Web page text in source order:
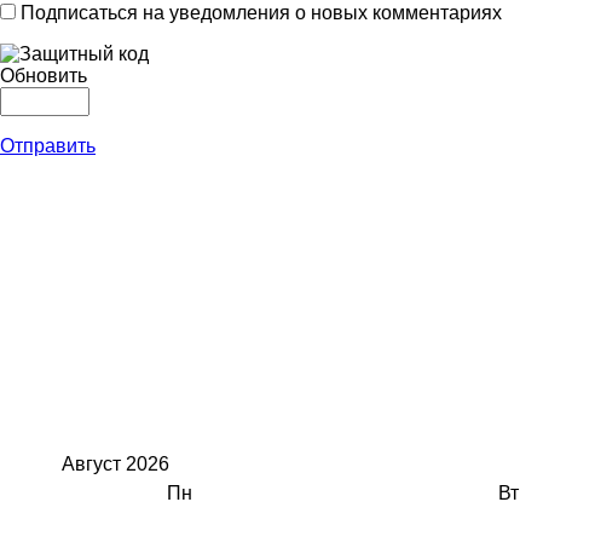
Подписаться на уведомления о новых комментариях
Обновить
Отправить
Август 2026
Пн
Вт